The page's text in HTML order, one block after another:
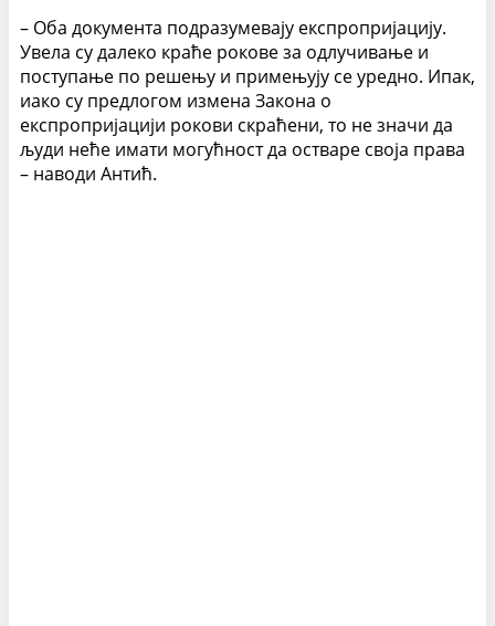
– Оба документа подразумевају експропријацију.
Увела су далеко краће рокове за одлучивање и
поступање по решењу и примењују се уредно. Ипак,
иако су предлогом измена Закона о
експропријацији рокови скраћени, то не значи да
људи неће имати могућност да остваре своја права
– наводи Антић.